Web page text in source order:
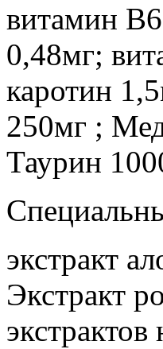
витамин
0,48мг;
каротин
250мг ;
Таурин
экстракт
Экстракт